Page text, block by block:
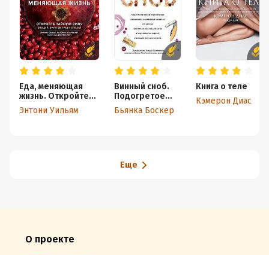
Еда, меняющая
жизнь. Откройте
тайную силу
овощей, фруктов,
Энтони Уильям
Винный сноб.
Подогретое
вином
приключение в
энофилов-
коллекционеро
Бьянка Боскер
Книга о теле
Кэмерон Диас
Еще
О проекте